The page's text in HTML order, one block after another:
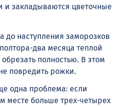
и закладываются цветочные
до наступления заморозков
два месяца теплой
полностью. В этом
повредить рожки.
одна проблема: если
месте больше трех-четырех